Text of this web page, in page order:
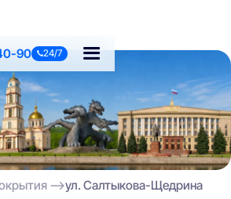
90 24/7
ул. Салтыкова-Щедрина